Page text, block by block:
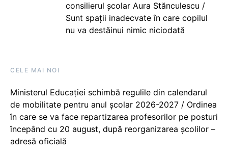
consilierul școlar Aura Stănculescu /
Sunt spații inadecvate în care copilul
nu va destăinui nimic niciodată
CELE MAI NOI
Ministerul Educației schimbă regulile din calendarul
de mobilitate pentru anul școlar 2026-2027 / Ordinea
în care se va face repartizarea profesorilor pe posturi
începând cu 20 august, după reorganizarea școlilor –
adresă oficială